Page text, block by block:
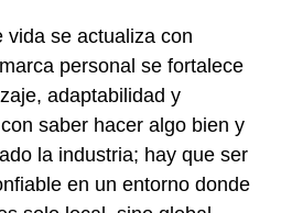
vida se actualiza con
personal se fortalece
adaptabilidad y
saber hacer algo bien y
la industria; hay que ser
en un entorno donde